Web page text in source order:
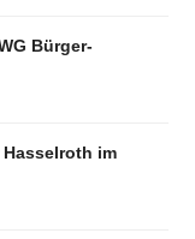
Bürger-
im